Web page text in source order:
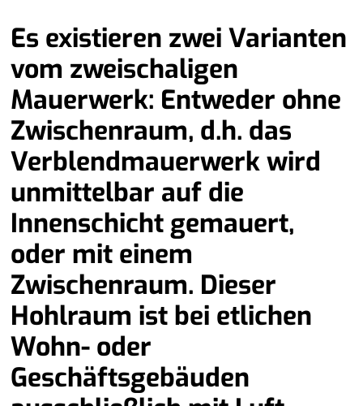
Es existieren zwei Varianten
vom zweischaligen
Mauerwerk: Entweder ohne
Zwischenraum, d.h. das
Verblendmauerwerk wird
unmittelbar auf die
Innenschicht gemauert,
oder mit einem
Zwischenraum. Dieser
Hohlraum ist bei etlichen
Wohn- oder
Geschäftsgebäuden